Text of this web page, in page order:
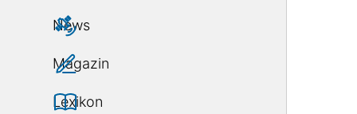
News
Magazin
Lexikon